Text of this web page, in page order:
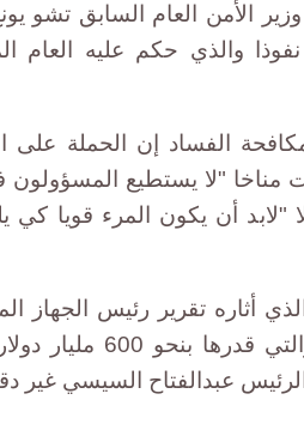
الأمن العام السابق تشو
والذي حكم عليه العام
الفساد إن الحملة على
مناخا "لا يستطيع المسؤولون
أن يكون المرء قويا كي
أثاره تقرير رئيس الجهاز
للمحاسبات هشام جنينة عن تكلفة الفساد والتي
عبدالفتاح السيسي غير